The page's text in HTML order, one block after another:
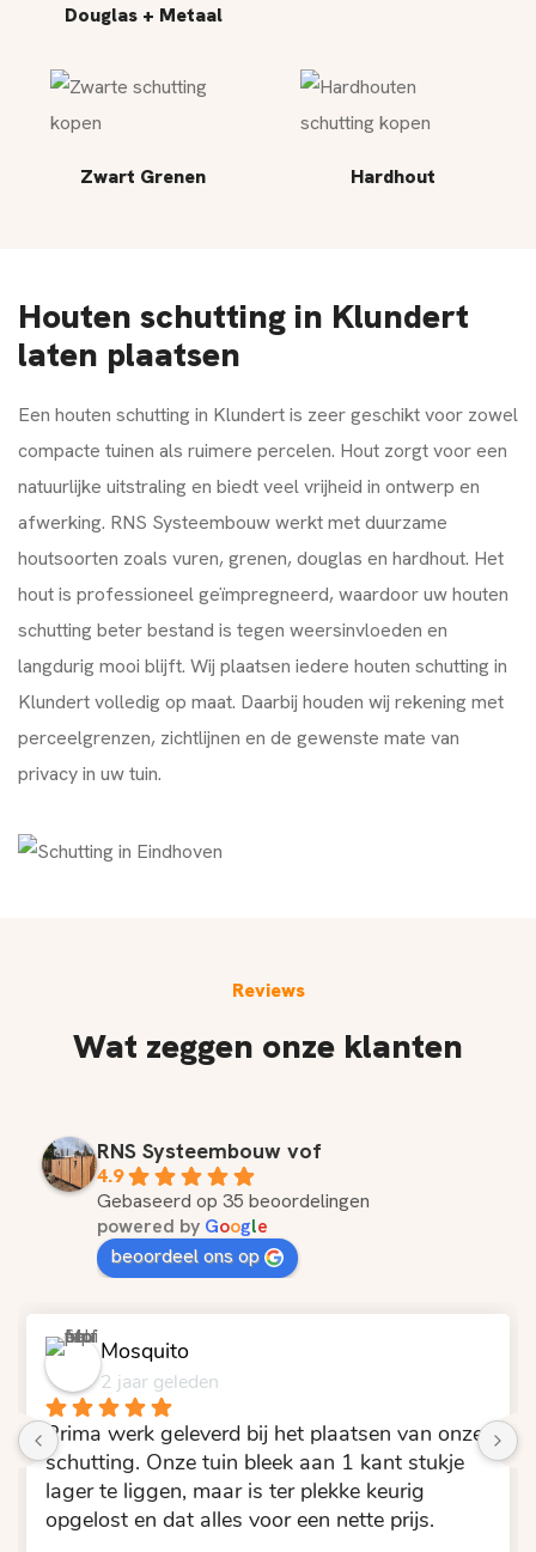
Douglas + Metaal
Zwart Grenen Hardhout
Houten schutting in Klundert
laten plaatsen
Een houten schutting in Klundert is zeer geschikt voor zowel
compacte tuinen als ruimere percelen. Hout zorgt voor een
natuurlijke uitstraling en biedt veel vrijheid in ontwerp en
afwerking. RNS Systeembouw werkt met duurzame
houtsoorten zoals vuren, grenen, douglas en hardhout. Het
hout is professioneel geïmpregneerd, waardoor uw houten
schutting beter bestand is tegen weersinvloeden en
langdurig mooi blijft. Wij plaatsen iedere houten schutting in
Klundert volledig op maat. Daarbij houden wij rekening met
perceelgrenzen, zichtlijnen en de gewenste mate van
privacy in uw tuin.
Reviews
Wat zeggen onze klanten
RNS Systeembouw vof
4.9
Gebaseerd op 35 beoordelingen
powered by Google
beoordeel ons op
Mosquito
2 jaar geleden
Prima werk geleverd bij het plaatsen van onze
schutting. Onze tuin bleek aan 1 kant stukje
lager te liggen, maar is ter plekke keurig
opgelost en dat alles voor een nette prijs.